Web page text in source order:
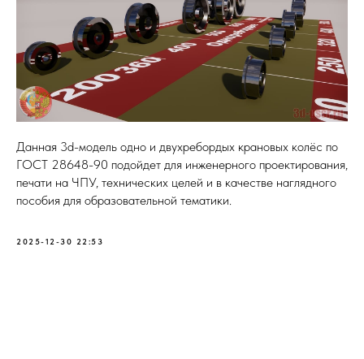
Данная 3d-модель одно и двухребордых крановых колёс по
ГОСТ 28648-90 подойдет для инженерного проектирования,
печати на ЧПУ, технических целей и в качестве наглядного
пособия для образовательной тематики.
2025-12-30 22:53